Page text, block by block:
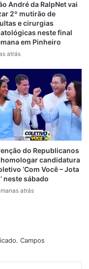
Por Afonso Diniz
MAC
André da RalpNet vai
2º mutirão de
e cirurgias
neste final
em Pinheiro
atrás
do Republicanos
candidatura
‘Com Você – Jota
neste sábado
atrás
Campos